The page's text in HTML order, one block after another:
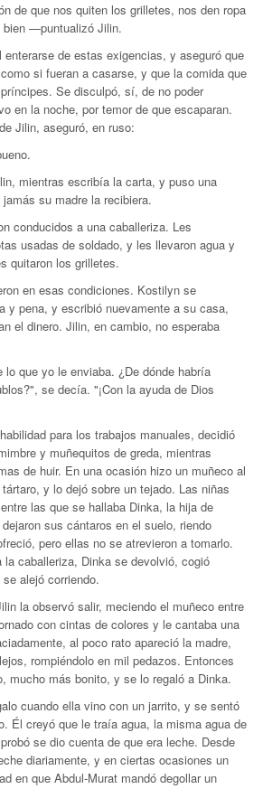
de que nos quiten los grilletes, nos den ropa
bien —puntualizó Jilin.
de estas exigencias, y aseguró que
si fueran a casarse, y que la comida que
Se disculpó, sí, de no poder
en la noche, por temor de que escaparan.
Jilin, aseguró, en ruso:
mientras escribía la carta, y puso una
su madre la recibiera.
conducidos a una caballeriza. Les
usadas de soldado, y les llevaron agua y
quitaron los grilletes.
en esas condiciones. Kostilyn se
y pena, y escribió nuevamente a su casa,
el dinero. Jilin, en cambio, no esperaba
que yo le enviaba. ¿De dónde habría
se decía. "¡Con la ayuda de Dios
para los trabajos manuales, decidió
y muñequitos de greda, mientras
de huir. En una ocasión hizo un muñeco al
y lo dejó sobre un tejado. Las niñas
las que se hallaba Dinka, la hija de
sus cántaros en el suelo, riendo
pero ellas no se atrevieron a tomarlo.
la caballeriza, Dinka se devolvió, cogió
alejó corriendo.
la observó salir, meciendo el muñeco entre
con cintas de colores y le cantaba una
al poco rato apareció la madre,
rompiéndolo en mil pedazos. Entonces
mucho más bonito, y se lo regaló a Dinka.
cuando ella vino con un jarrito, y se sentó
Él creyó que le traía agua, la misma agua de
se dio cuenta de que era leche. Desde
diariamente, y en ciertas ocasiones un
en que Abdul-Murat mandó degollar un